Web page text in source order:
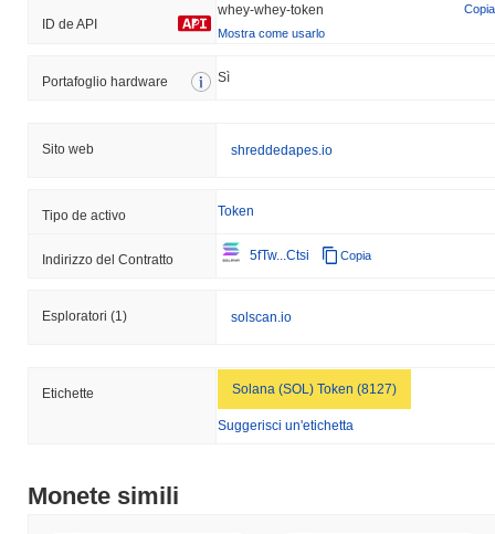
ID de API
whey-whey-token
Copia
Mostra come usarlo
Portafoglio hardware Sì
Sito web shreddedapes.io
Tipo de activo Token
Indirizzo del Contratto 5fTw...Ctsi Copia
Esploratori (1) solscan.io
Etichette Solana (SOL) Token (8127)
Suggerisci un'etichetta
Monete simili